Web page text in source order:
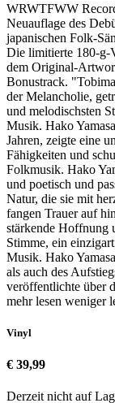
WRWTFWW
Neuauflage des
japanischen Folk-
Die limitierte 180-g-
dem Original-
Bonustrack.
der Melancholie,
und melodischsten
Musik. Hako
Jahren, zeigte eine
Fähigkeiten und
Folkmusik. Hako
und poetisch und
Natur, die sie mit
fangen Trauer auf
stärkende Hoffnung
Stimme, ein
Musik. Hako
als auch des
veröffentlichte über
mehr lesen weniger
Vinyl
€ 39,99
Derzeit nicht auf